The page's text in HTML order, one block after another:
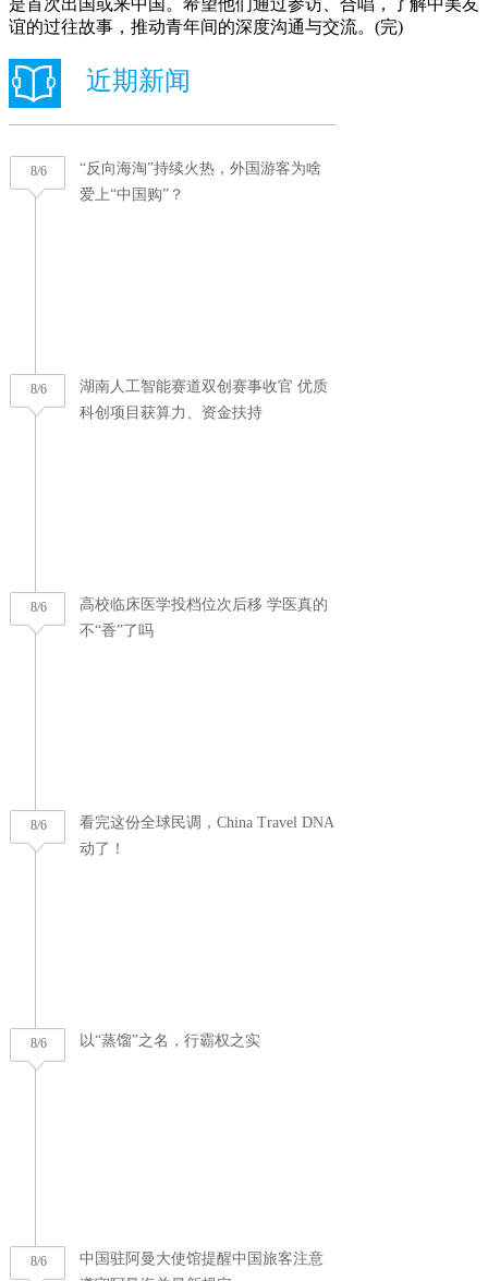
谊的过往故事，推动青年间的深度沟通与交流。(完)